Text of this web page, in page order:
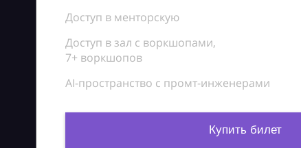
Доступ в менторскую
Доступ в зал с воркшопами,
7+ воркшопов
AI-пространство с промт-инженерами
Купить билет